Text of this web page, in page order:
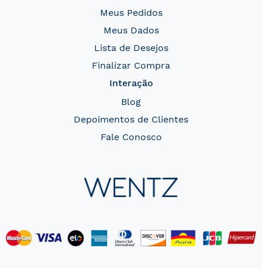
Meus Pedidos
Meus Dados
Lista de Desejos
Finalizar Compra
Interação
Blog
Depoimentos de Clientes
Fale Conosco